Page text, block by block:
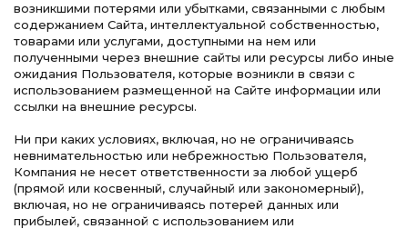
возникшими потерями или убытками, связанными с любым
содержанием Сайта, интеллектуальной собственностью,
товарами или услугами, доступными на нем или
полученными через внешние сайты или ресурсы либо иные
ожидания Пользователя, которые возникли в связи с
использованием размещенной на Сайте информации или
ссылки на внешние ресурсы.
Ни при каких условиях, включая, но не ограничиваясь
невнимательностью или небрежностью Пользователя,
Компания не несет ответственности за любой ущерб
(прямой или косвенный, случайный или закономерный),
включая, но не ограничиваясь потерей данных или
прибылей, связанной с использованием или